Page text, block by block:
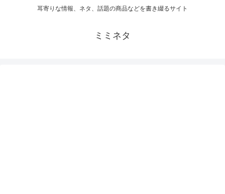
耳寄りな情報、ネタ、話題の商品などを書き綴るサイト
ミミネタ